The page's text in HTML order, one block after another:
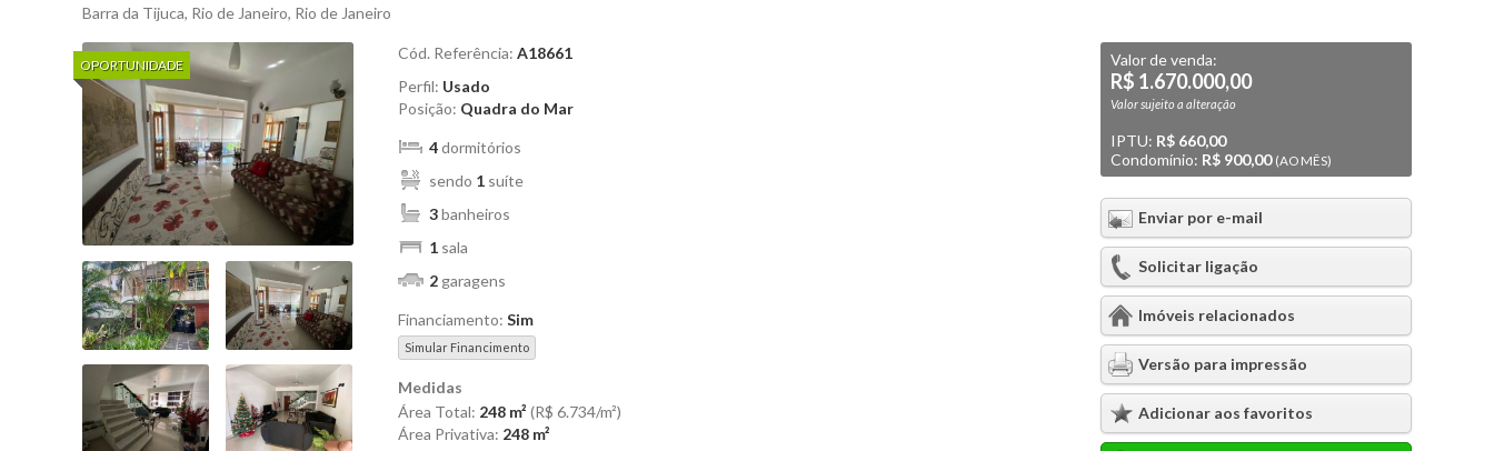
Barra da Tijuca, Rio de Janeiro, Rio de Janeiro
OPORTUNIDADE
Cód. Referência: A18661
Perfil: Usado
Posição: Quadra do Mar
4dormitórios
sendo 1suíte
3banheiros
1sala
2garagens
Financiamento: Sim
Simular Financimento
Medidas
Área Total: 248 m² (R$ 6.734/m²)
Área Privativa: 248 m²
Valor de venda:
R$ 1.670.000,00
Valor sujeito a alteração
IPTU: R$ 660,00
Condomínio: R$ 900,00 (AO MÊS)
Enviar por e-mail
Solicitar ligação
Imóveis relacionados
Versão para impressão
Adicionar aos favoritos